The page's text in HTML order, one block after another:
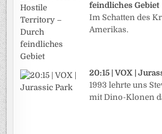
feindliches Gebiet
Im Schatten des
Amerikas.
20:15 | VOX |
1993 lehrte uns
mit Dino-Klonen